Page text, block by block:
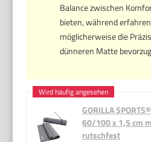
Balance zwischen
bieten, während
möglicherweise die
dünneren Matte
GORILLA
60/100 x 1,5 cm
rutschfest